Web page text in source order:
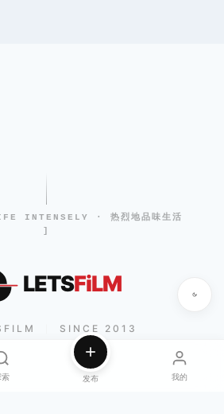
INTENSELY · 热烈地品味生活
]
LETSFiLM
SINCE 2013
索 发布 我的